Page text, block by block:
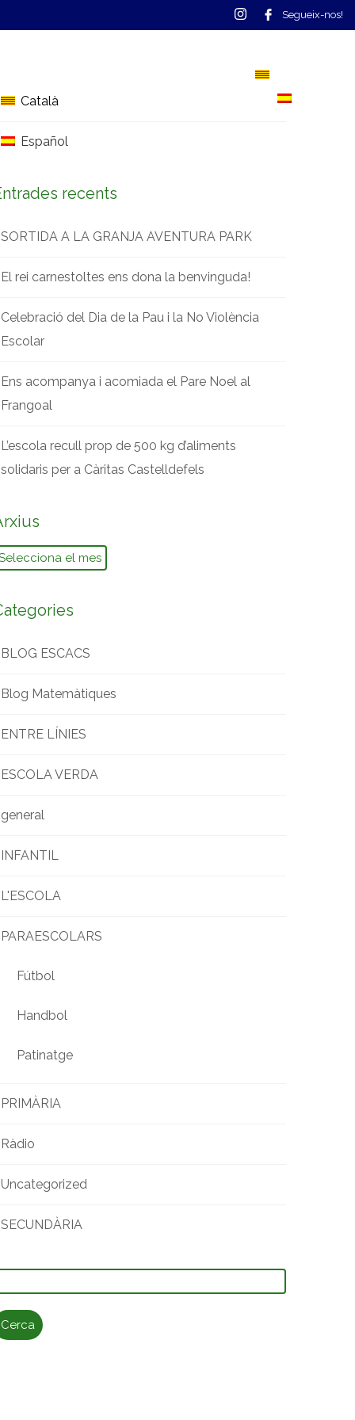
Segueix-nos!
Català
Español
recents
SORTIDA A LA GRANJA AVENTURA PARK
El rei carnestoltes ens dona la benvinguda!
Celebració del Dia de la Pau i la No Violència
Escolar
Ens acompanya i acomiada el Pare Noel al
Frangoal
L’escola recull prop de 500 kg d’aliments
solidaris per a Càritas Castelldefels
BLOG ESCACS
Blog Matemàtiques
ENTRE LÍNIES
ESCOLA VERDA
general
INFANTIL
L'ESCOLA
PARAESCOLARS
Fútbol
Handbol
Patinatge
PRIMÀRIA
Ràdio
Uncategorized
SECUNDÀRIA